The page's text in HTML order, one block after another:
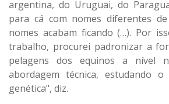
argentina, do Uruguai, do
para cá com nomes diferentes
nomes acabam ficando (…). Por
trabalho, procurei padronizar a
pelagens dos equinos a nível
abordagem técnica, estudando
genética", diz.